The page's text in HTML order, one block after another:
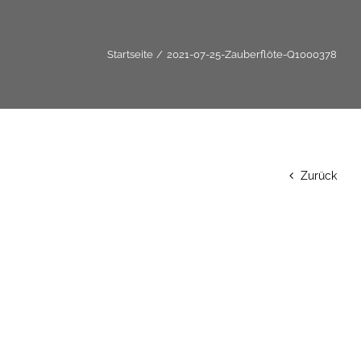
Startseite 2021-07-25-Zauberflöte-Q1000378
Zurück